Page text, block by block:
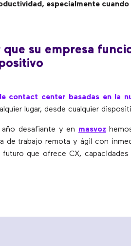
especialmente
su empresa
contact center basadas en la
lugar, desde cualquier
desafiante y en masvoz
de trabajo remota y ágil con
futuro que ofrece CX,